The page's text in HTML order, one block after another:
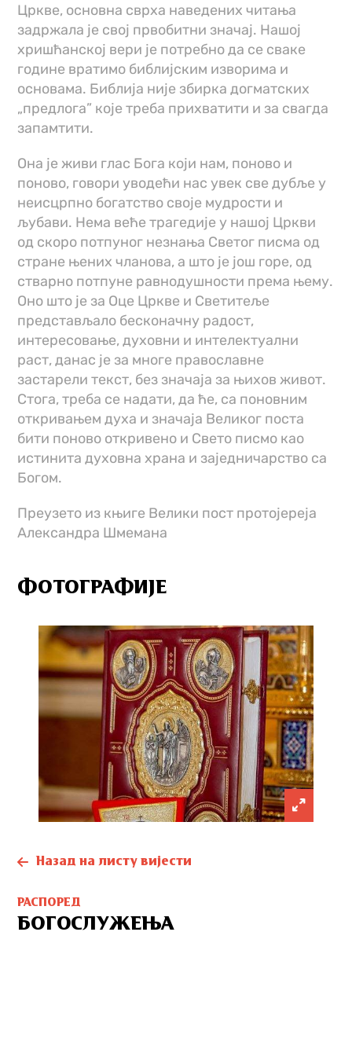
Цркве, основна сврха наведених читања
задржала је свој првобитни значај. Нашој
хришћанској вери јe потребно да се сваке
годинe вратимо библијским изворима и
основама. Библија нијe збирка догматских
„предлога” које треба прихватити и за свагда
запамтити.
Она јe живи глас Бога који нам, поново и
поново, говори уводећи нас увек све дубље у
неисцрпно богатство своје мудрости и
љубави. Нема веће трагедије у нашој Цркви
од скоро потпуног незнања Светог писма од
стране њених чланова, а што је још горе, од
стварно потпуне равнодушности према њему.
Оно што је за Оце Цркве и Светитеље
представљало бесконачну радост,
интересовање, духовни и интелектуални
раст, данас је за многе православне
застарели текст, без значаја за њихов живот.
Стога, треба се надати, да ће, са поновним
откривањем духа и значаја Великог поста
бити поново откривено и Свето писмо као
истинита духовна храна и заједничарство са
Богом.
Преузето из књиге Велики пост протојереја
Александра Шмемана
ФОТОГРАФИЈЕ
Назад на листу вијести
РАСПОРЕД
БОГОСЛУЖЕЊА